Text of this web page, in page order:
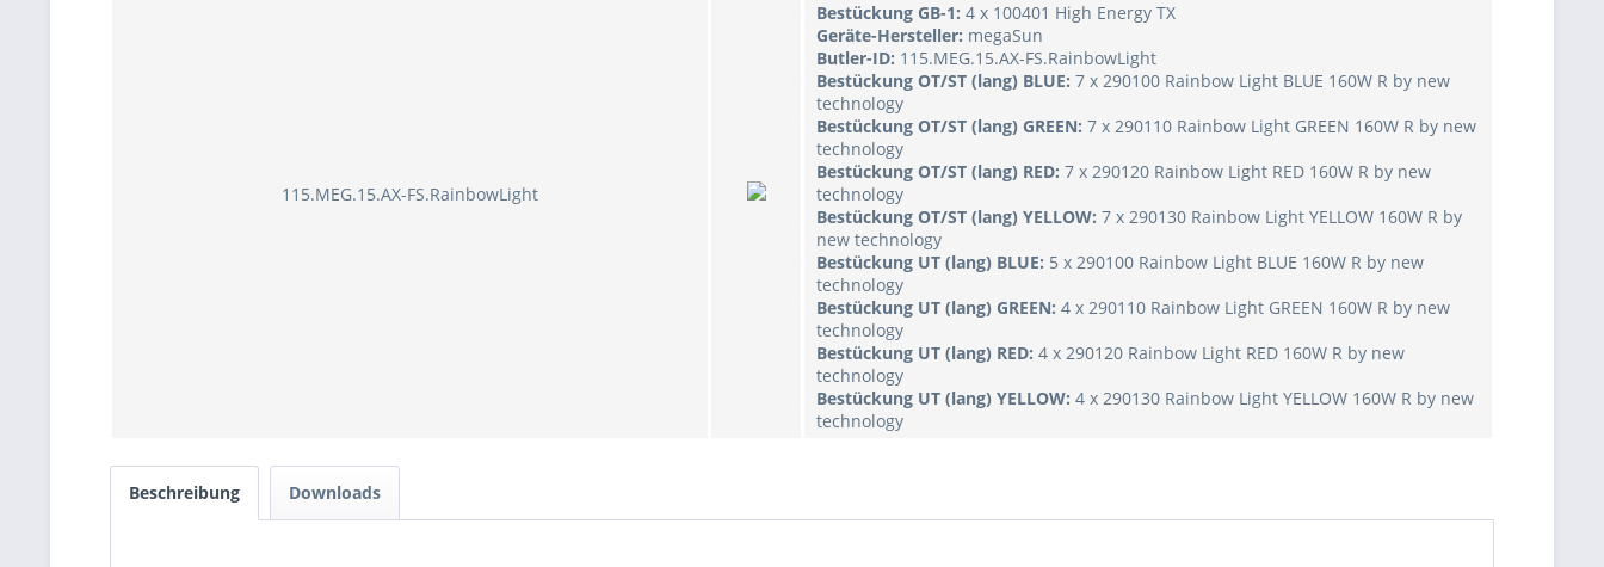
115.MEG.15.AX-FS.RainbowLight
Bestückung GB-1: 4 x 100401 High Energy TX
Geräte-Hersteller: megaSun
Butler-ID: 115.MEG.15.AX-FS.RainbowLight
Bestückung OT/ST (lang) BLUE: 7 x 290100 Rainbow Light BLUE 160W R by new
technology
Bestückung OT/ST (lang) GREEN: 7 x 290110 Rainbow Light GREEN 160W R by new
technology
Bestückung OT/ST (lang) RED: 7 x 290120 Rainbow Light RED 160W R by new
technology
Bestückung OT/ST (lang) YELLOW: 7 x 290130 Rainbow Light YELLOW 160W R by
new technology
Bestückung UT (lang) BLUE: 5 x 290100 Rainbow Light BLUE 160W R by new
technology
Bestückung UT (lang) GREEN: 4 x 290110 Rainbow Light GREEN 160W R by new
technology
Bestückung UT (lang) RED: 4 x 290120 Rainbow Light RED 160W R by new
technology
Bestückung UT (lang) YELLOW: 4 x 290130 Rainbow Light YELLOW 160W R by new
technology
Beschreibung Downloads